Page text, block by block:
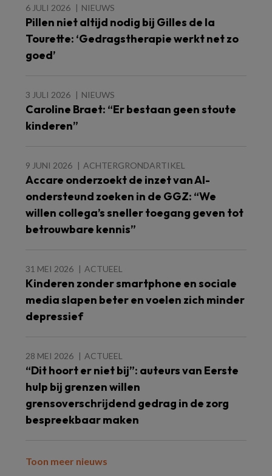
6 JULI 2026 NIEUWS
Pillen niet altijd nodig bij Gilles de la
Tourette: ‘Gedragstherapie werkt net zo
goed’
3 JULI 2026 NIEUWS
Caroline Braet: “Er bestaan geen stoute
kinderen”
9 JUNI 2026 ACHTERGRONDARTIKEL
Accare onderzoekt de inzet van AI-
ondersteund zoeken in de GGZ: “We
willen collega’s sneller toegang geven tot
betrouwbare kennis”
31 MEI 2026 ACTUEEL
Kinderen zonder smartphone en sociale
media slapen beter en voelen zich minder
depressief
28 MEI 2026 ACTUEEL
“Dit hoort er niet bij”: auteurs van Eerste
hulp bij grenzen willen
grensoverschrijdend gedrag in de zorg
bespreekbaar maken
Toon meer nieuws